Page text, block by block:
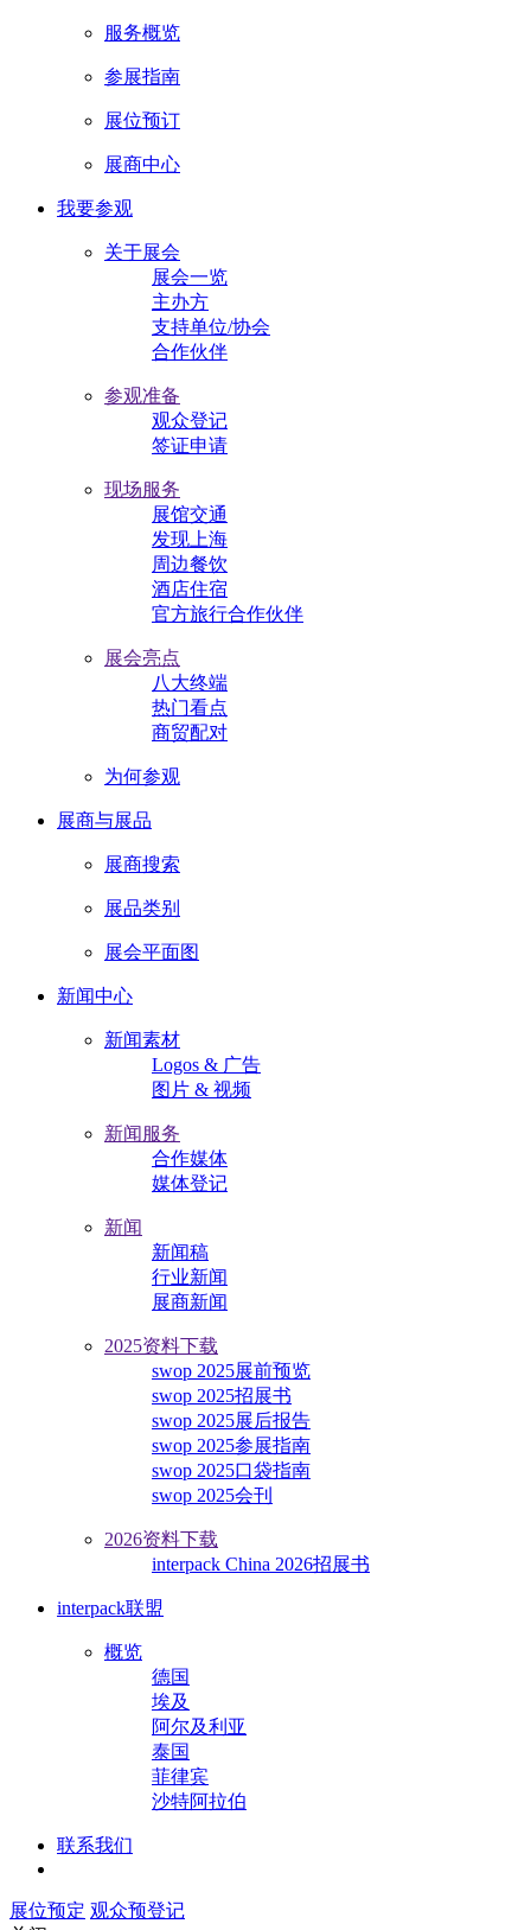
服务概览
参展指南
展位预订
展商中心
我要参观
关于展会
展会一览
主办方
支持单位/协会
合作伙伴
参观准备
观众登记
签证申请
现场服务
展馆交通
发现上海
周边餐饮
酒店住宿
官方旅行合作伙伴
展会亮点
八大终端
热门看点
商贸配对
为何参观
展商与展品
展商搜索
展品类别
展会平面图
新闻中心
新闻素材
Logos & 广告
图片 & 视频
新闻服务
合作媒体
媒体登记
新闻
新闻稿
行业新闻
展商新闻
2025资料下载
swop 2025展前预览
swop 2025招展书
swop 2025展后报告
swop 2025参展指南
swop 2025口袋指南
swop 2025会刊
2026资料下载
interpack China 2026招展书
interpack联盟
概览
德国
埃及
阿尔及利亚
泰国
菲律宾
沙特阿拉伯
联系我们
展位预定 观众预登记